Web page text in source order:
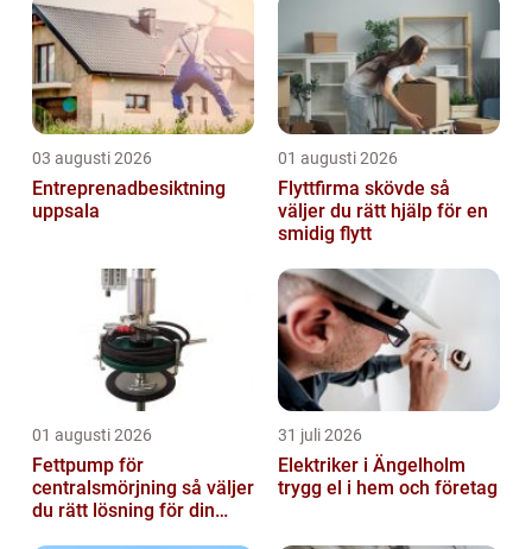
03 augusti 2026
Entreprenadbesiktning
uppsala
01 augusti 2026
Flyttfirma skövde så
väljer du rätt hjälp för en
smidig flytt
01 augusti 2026
Fettpump för
centralsmörjning så väljer
du rätt lösning för din
31 juli 2026
Elektriker i Ängelholm
trygg el i hem och företag